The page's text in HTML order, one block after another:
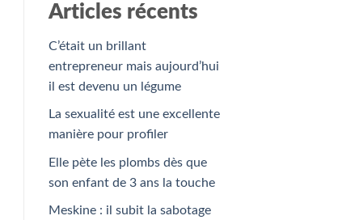
Articles récents
C’était un brillant
entrepreneur mais aujourd’hui
il est devenu un légume
La sexualité est une excellente
manière pour profiler
Elle pète les plombs dès que
son enfant de 3 ans la touche
Meskine : il subit la sabotage